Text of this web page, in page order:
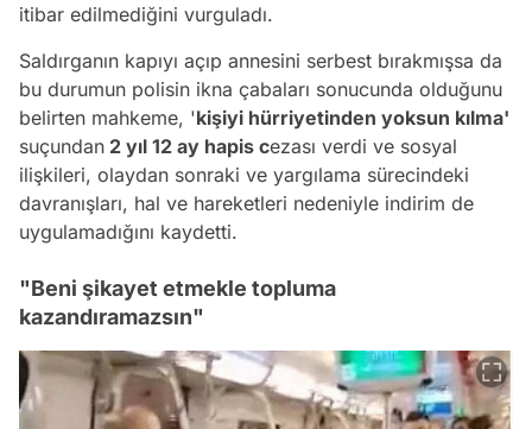
itibar edilmediğini vurguladı.
Saldırganın kapıyı açıp annesini serbest bırakmışsa da
bu durumun polisin ikna çabaları sonucunda olduğunu
belirten mahkeme, 'kişiyi hürriyetinden yoksun kılma'
suçundan 2 yıl 12 ay hapis cezası verdi ve sosyal
ilişkileri, olaydan sonraki ve yargılama sürecindeki
davranışları, hal ve hareketleri nedeniyle indirim de
uygulamadığını kaydetti.
"Beni şikayet etmekle topluma
kazandıramazsın"